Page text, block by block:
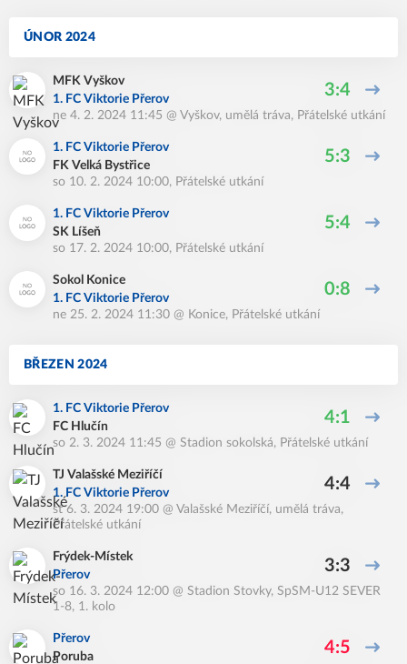
ÚNOR 2024
MFK Vyškov
1. FC Viktorie Přerov
3:4
ne 4. 2. 2024 11:45 @ Vyškov, umělá tráva, Přátelské utkání
1. FC Viktorie Přerov
FK Velká Bystřice
5:3
so 10. 2. 2024 10:00, Přátelské utkání
1. FC Viktorie Přerov
SK Líšeň
5:4
so 17. 2. 2024 10:00, Přátelské utkání
Sokol Konice
1. FC Viktorie Přerov
0:8
ne 25. 2. 2024 11:30 @ Konice, Přátelské utkání
BŘEZEN 2024
1. FC Viktorie Přerov
FC Hlučín
4:1
so 2. 3. 2024 11:45 @ Stadion sokolská, Přátelské utkání
TJ Valašské Meziříčí
1. FC Viktorie Přerov
4:4
st 6. 3. 2024 19:00 @ Valašské Meziříčí, umělá tráva,
Přátelské utkání
Frýdek-Místek
Přerov
3:3
so 16. 3. 2024 12:00 @ Stadion Stovky, SpSM-U12 SEVER
1-8, 1. kolo
Přerov
Poruba
4:5